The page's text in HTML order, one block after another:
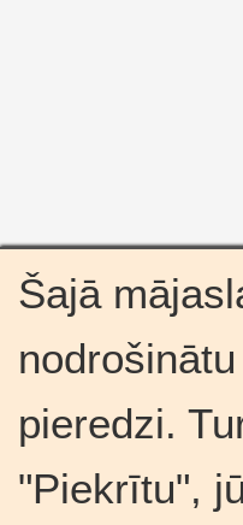
Šajā
pieredzi.
"Piekrītu",